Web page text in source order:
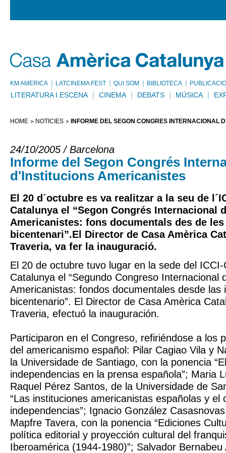
KM AMÈRICA LATCINEMA FEST QUI SOM BIBLIOTECA
LITERATURA I ESCENA CINEMA DEBATS MÚSICA
HOME NOTÍCIES INFORME DEL SEGON CONGRÉS INTERNACIONAL
24/10/2005 / Barcelona
Informe del Segon Congrés
d'Institucions Americanistes
El 20 d´octubre es va realitzar a la seu de
Catalunya el “Segon Congrés Internacional
Americanistes: fons documentals des de
bicentenari”.El Director de Casa Amèrica
Traveria, va fer la inauguració.
El 20 de octubre tuvo lugar en la sede del
Catalunya el “Segundo Congreso Internacional
Americanistas: fondos documentales desde las
bicentenario”. El Director de Casa Amèrica
Traveria, efectuó la inauguración.
Participaron en el Congreso, refiriéndose a los
del americanismo español: Pilar Cagiao Vila y
la Universidade de Santiago, con la ponencia
independencias en la prensa española”; Maria
Raquel Pérez Santos, de la Universidade de
“Las instituciones americanistas españolas y el
independencias”; Ignacio González
Mapfre Tavera, con la ponencia “Ediciones
política editorial y proyección cultural del
Iberoamérica (1944-1980)”; Salvador